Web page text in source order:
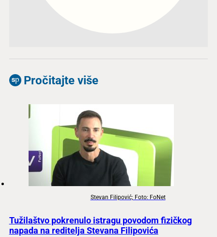
Pročitajte više
Stevan Filipović; Foto: FoNet
Tužilaštvo pokrenulo istragu povodom fizičkog
napada na reditelja Stevana Filipovića